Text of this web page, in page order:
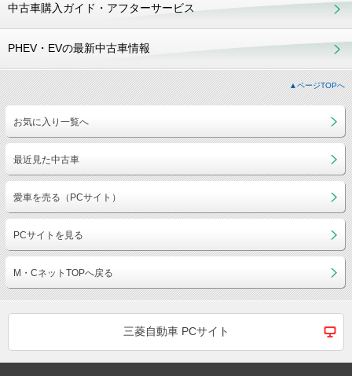
中古車購入ガイド・アフターサービス
PHEV・EVの最新中古車情報
▲ページTOPへ
お気に入り一覧へ
最近見た中古車
愛車を売る（PCサイト）
PCサイトを見る
M・CネットTOPへ戻る
三菱自動車 PCサイト